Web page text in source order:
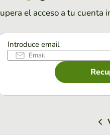
el acceso a tu
Introduce email